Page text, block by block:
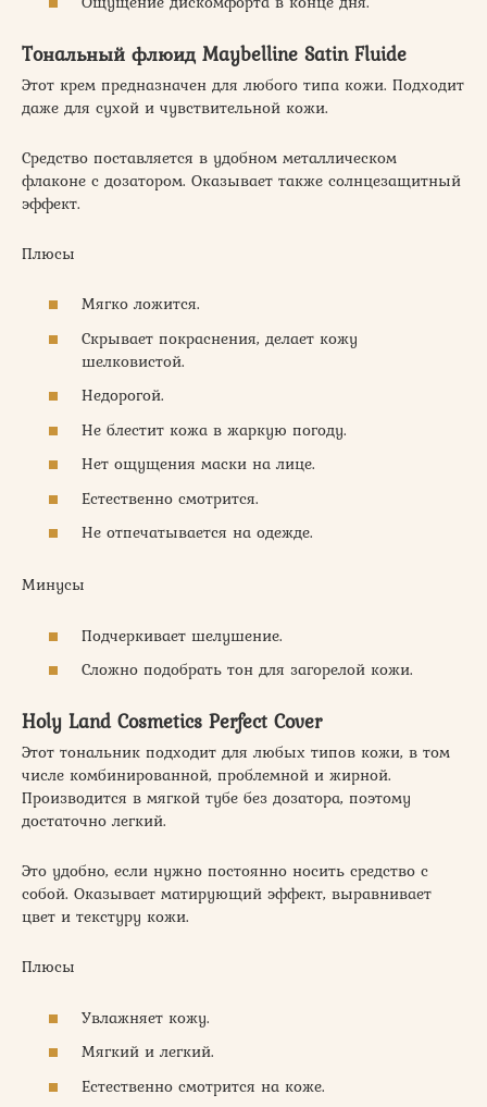
Тональный флюид Maybelline Satin Fluide
Этот крем предназначен для любого типа кожи. Подходит
даже для сухой и чувствительной кожи.
Средство поставляется в удобном металлическом
флаконе с дозатором. Оказывает также солнцезащитный
эффект.
Плюсы
Мягко ложится.
Скрывает покраснения, делает кожу
шелковистой.
Недорогой.
Не блестит кожа в жаркую погоду.
Нет ощущения маски на лице.
Естественно смотрится.
Не отпечатывается на одежде.
Минусы
Подчеркивает шелушение.
Сложно подобрать тон для загорелой кожи.
Holy Land Cosmetics Perfect Cover
Этот тональник подходит для любых типов кожи, в том
числе комбинированной, проблемной и жирной.
Производится в мягкой тубе без дозатора, поэтому
достаточно легкий.
Это удобно, если нужно постоянно носить средство с
собой. Оказывает матирующий эффект, выравнивает
цвет и текстуру кожи.
Плюсы
Увлажняет кожу.
Мягкий и легкий.
Естественно смотрится на коже.